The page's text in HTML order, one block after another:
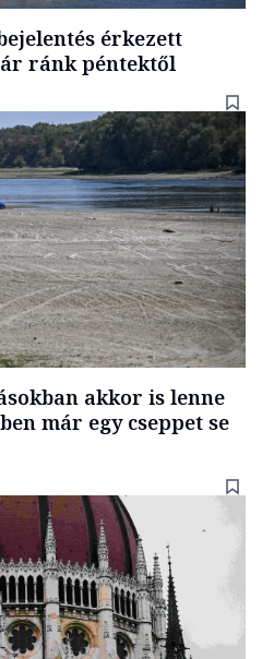
érkezett
ránk péntektől
akkor is lenne
már egy cseppet se